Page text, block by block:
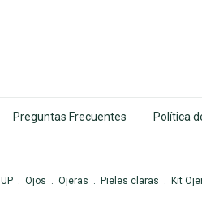
Preguntas Frecuentes Política
. Ojos . Ojeras . Pieles claras .
Kit